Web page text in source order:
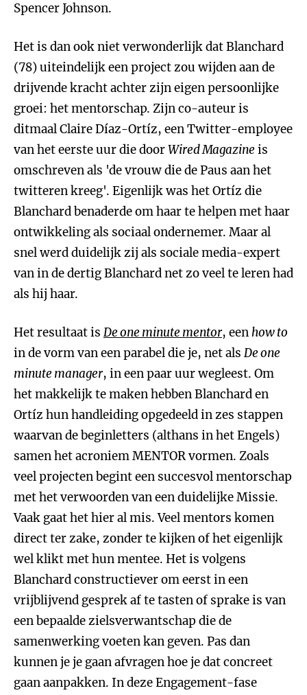
Spencer Johnson.
Het is dan ook niet verwonderlijk dat Blanchard
(78) uiteindelijk een project zou wijden aan de
drijvende kracht achter zijn eigen persoonlijke
groei: het mentorschap. Zijn co-auteur is
ditmaal Claire Díaz-Ortíz, een Twitter-employee
van het eerste uur die doorWired Magazine is
omschreven als 'de vrouw die de Paus aan het
twitteren kreeg'. Eigenlijk was het Ortíz die
Blanchard benaderde om haar te helpen met haar
ontwikkeling als sociaal ondernemer. Maar al
snel werd duidelijk zij als sociale media-expert
van in de dertig Blanchard net zo veel te leren had
als hij haar.
Het resultaat is De one minute mentor, eenhow to
in de vorm van een parabel die je, net als De one
minute manager, in een paar uur wegleest. Om
het makkelijk te maken hebben Blanchard en
Ortíz hun handleiding opgedeeld in zes stappen
waarvan de beginletters (althans in het Engels)
samen het acroniem MENTOR vormen. Zoals
veel projecten begint een succesvol mentorschap
met het verwoorden van een duidelijke Missie.
Vaak gaat het hier al mis. Veel mentors komen
direct ter zake, zonder te kijken of het eigenlijk
wel klikt met hun mentee. Het is volgens
Blanchard constructiever om eerst in een
vrijblijvend gesprek af te tasten of sprake is van
een bepaalde zielsverwantschap die de
samenwerking voeten kan geven. Pas dan
kunnen je je gaan afvragen hoe je dat concreet
gaan aanpakken. In deze Engagement-fase